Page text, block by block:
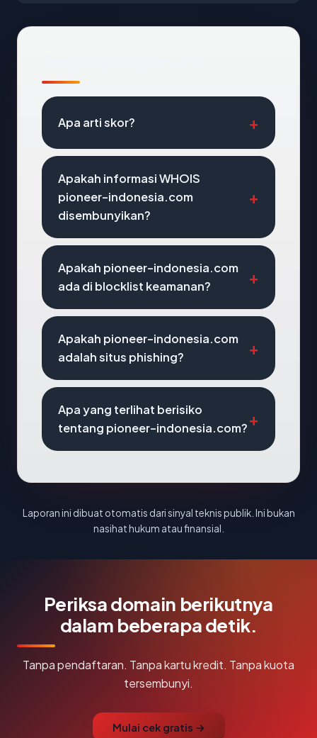
Apa arti skor?
Apakah informasi WHOIS
pioneer-indonesia.com
disembunyikan?
Apakah pioneer-indonesia.com
ada di blocklist keamanan?
Apakah pioneer-indonesia.com
adalah situs phishing?
Apa yang terlihat berisiko
tentang pioneer-indonesia.com?
Laporan ini dibuat otomatis dari sinyal teknis publik. Ini bukan
nasihat hukum atau finansial.
Periksa domain berikutnya
dalam beberapa detik.
Tanpa pendaftaran. Tanpa kartu kredit. Tanpa kuota
tersembunyi.
Mulai cek gratis →